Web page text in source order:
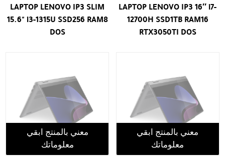
LAPTOP LENOVO IP3 16″ i7-
12700H SSD1TB RAM16
RTX3050TI DOS
LAPTOP LENOVO IP3 SLIM
15.6" i3-1315U SSD256 RAM8
DOS
معني بالمنتج ابقي
معلوماتك
معني بالمنتج ابقي
معلوماتك